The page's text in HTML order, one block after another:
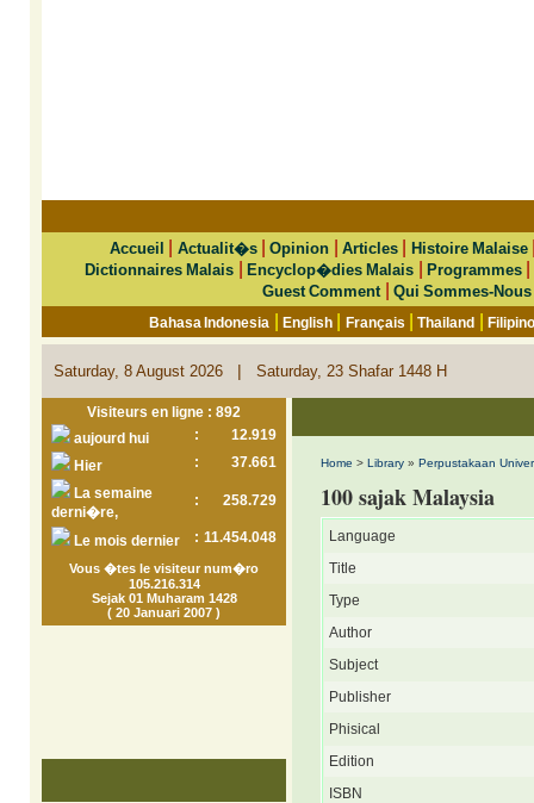
Accueil Actualit�s|Opinion Articles| Histoire Malaise
Dictionnaires Malais |Encyclop�dies Malais |Programmes
Guest Comment Qui Sommes-Nous
Bahasa Indonesia |English Français |Thailand |
Saturday, 8 August 2026 | Saturday, 23 Shafar 1448 H
Visiteurs en ligne : 892
aujourd hui
:
12.919
Hier
:
37.661
La semaine
derni�re,
: 258.729
Le mois dernier : 11.454.048
Vous �tes le visiteur num�ro
105.216.314
Sejak 01 Muharam 1428
( 20 Januari 2007 )
Home > Library » Perpustakaan
100 sajak Malaysia
Language
Title
Type
Author
Subject
Publisher
Phisical
Edition
ISBN